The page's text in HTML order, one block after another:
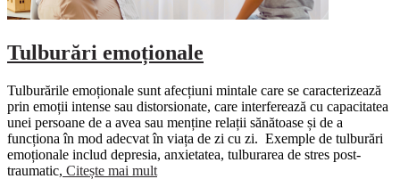
Tulburări emoționale
Tulburările emoționale sunt afecțiuni mintale care se caracterizează
prin emoții intense sau distorsionate, care interferează cu capacitatea
unei persoane de a avea sau menține relații sănătoase și de a
funcționa în mod adecvat în viața de zi cu zi. Exemple de tulburări
emoționale includ depresia, anxietatea, tulburarea de stres post-
traumatic, Citește mai mult